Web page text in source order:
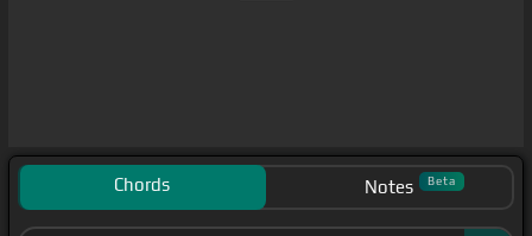
Chords Notes Beta